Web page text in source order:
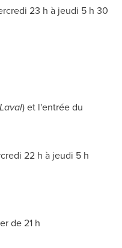
23 h à jeudi 5 h 30
Laval) et l'entrée du
22 h à jeudi 5 h
de 21 h